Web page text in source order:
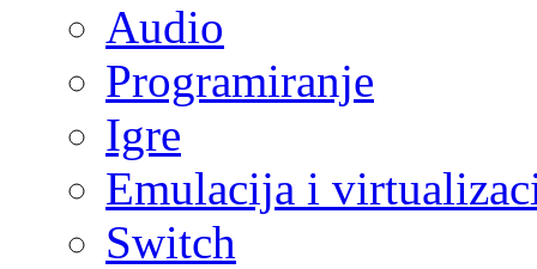
Audio
Programiranje
Igre
Emulacija i
Switch